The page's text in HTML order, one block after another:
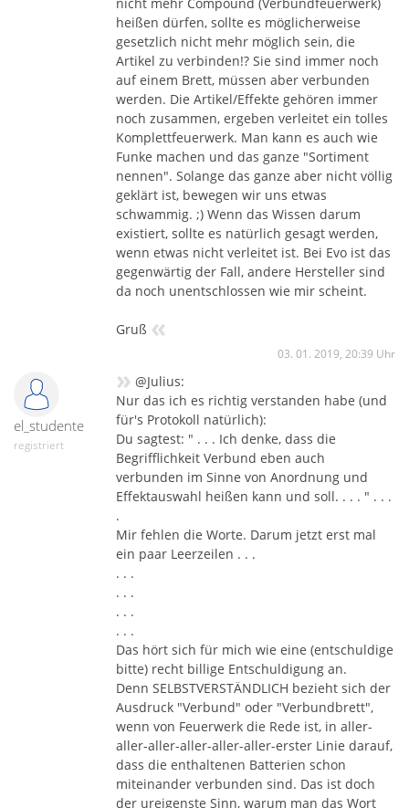
heißen dürfen, sollte es möglicherweise
gesetzlich nicht mehr möglich sein, die
Artikel zu verbinden!? Sie sind immer noch
auf einem Brett, müssen aber verbunden
werden. Die Artikel/Effekte gehören immer
noch zusammen, ergeben verleitet ein tolles
Komplettfeuerwerk. Man kann es auch wie
Funke machen und das ganze "Sortiment
nennen". Solange das ganze aber nicht völlig
geklärt ist, bewegen wir uns etwas
schwammig. ;) Wenn das Wissen darum
existiert, sollte es natürlich gesagt werden,
wenn etwas nicht verleitet ist. Bei Evo ist das
gegenwärtig der Fall, andere Hersteller sind
da noch unentschlossen wie mir scheint.
Gruß «
03. 01. 2019, 20:39 Uhr
el_studente
registriert
» @Julius:
Nur das ich es richtig verstanden habe (und
für's Protokoll natürlich):
Du sagtest: " . . . Ich denke, dass die
Begrifflichkeit Verbund eben auch
verbunden im Sinne von Anordnung und
Effektauswahl heißen kann und soll. . . . " . . .
.
Mir fehlen die Worte. Darum jetzt erst mal
ein paar Leerzeilen . . .
. . .
. . .
. . .
. . .
Das hört sich für mich wie eine (entschuldige
bitte) recht billige Entschuldigung an.
Denn SELBSTVERSTÄNDLICH bezieht sich der
Ausdruck "Verbund" oder "Verbundbrett",
wenn von Feuerwerk die Rede ist, in aller-
aller-aller-aller-aller-aller-erster Linie darauf,
dass die enthaltenen Batterien schon
miteinander verbunden sind. Das ist doch
der ureigenste Sinn, warum man das Wort